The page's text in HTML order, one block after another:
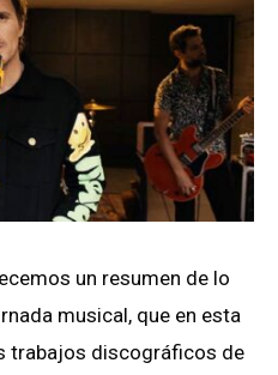
un resumen de lo
musical, que en esta
trabajos discográficos de